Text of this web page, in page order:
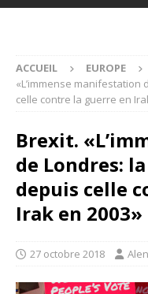
ACCUEIL EUROPE
«L’immense
celle contre la guerre en
Brexit.
de Londres:
depuis celle
Irak en 2003»
27 octobre 2018